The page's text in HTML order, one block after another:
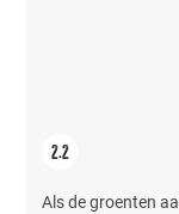
Als de groenten